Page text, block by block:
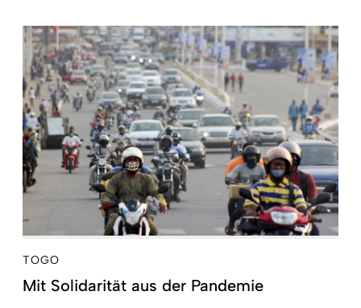
TOGO
Mit Solidarität aus der Pandemie